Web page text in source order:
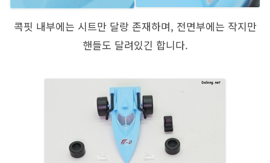
콕핏 내부에는 시트만 달랑 존재하며, 전면부에는 작지만
핸들도 달려있긴 합니다.